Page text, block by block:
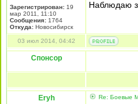
Зарегистрирован: 19
мар 2011, 11:10
Сообщения: 1764
Откуда: Новосибирск
Наблюдаю
03 июл 2014, 04:42
Спонсор
Eryh Re: Боевые